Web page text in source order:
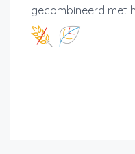
gecombineerd met